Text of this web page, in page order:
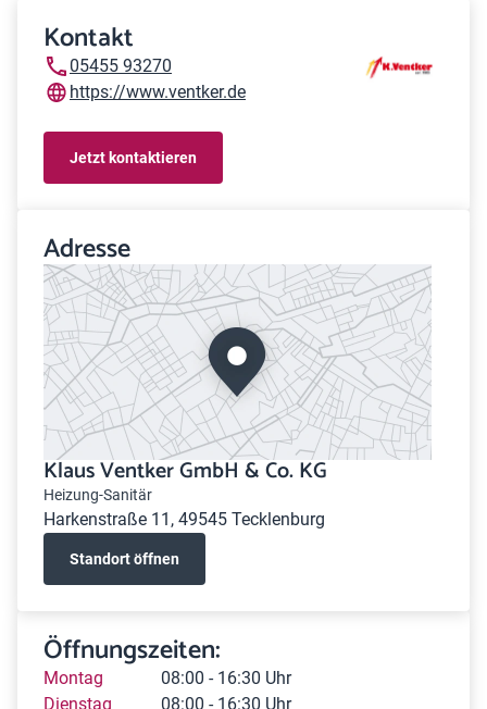
Kontakt
05455 93270
https://www.ventker.de
Jetzt kontaktieren
Adresse
Klaus Ventker GmbH & Co. KG
Heizung-Sanitär
Harkenstraße 11, 49545 Tecklenburg
Standort öffnen
Öffnungszeiten:
Montag
08:00 - 16:30 Uhr
Dienstag
08:00 - 16:30 Uhr